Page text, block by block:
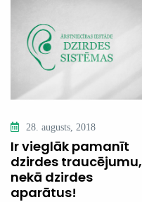
28. augusts, 2018
Ir vieglāk pamanīt
dzirdes traucējumu,
nekā dzirdes
aparātus!